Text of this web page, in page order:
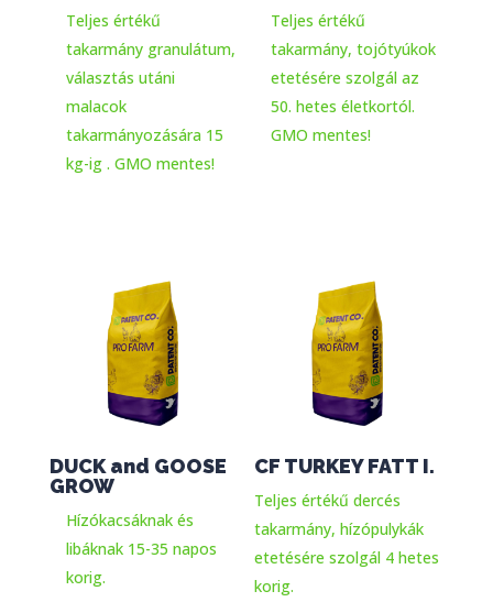
Teljes értékű
takarmány granulátum,
választás utáni
malacok
takarmányozására 15
kg-ig . GMO mentes!
Teljes értékű
takarmány, tojótyúkok
etetésére szolgál az
50. hetes életkortól.
GMO mentes!
DUCK and GOOSE
GROW
Hízókacsáknak és
libáknak 15-35 napos
korig.
CF TURKEY FATT I.
Teljes értékű dercés
takarmány, hízópulykák
etetésére szolgál 4 hetes
korig.